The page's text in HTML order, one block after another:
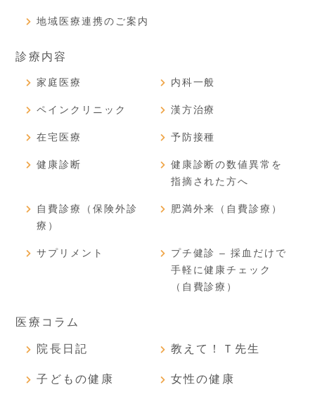
地域医療連携のご案内
診療内容
家庭医療 内科一般
ペインクリニック 漢方治療
在宅医療 予防接種
健康診断
健康診断の数値異常を
指摘された方へ
自費診療（保険外診
療）
肥満外来（自費診療）
サプリメント
プチ健診 – 採血だけで
手軽に健康チェック
（自費診療）
医療コラム
院長日記 教えて！Ｔ先生
子どもの健康 女性の健康